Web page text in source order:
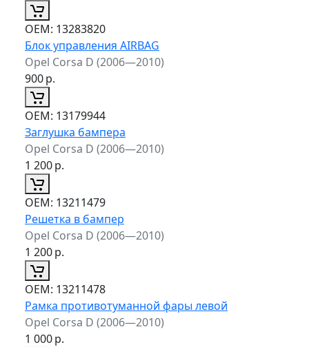
ОЕМ: 13283820
Блок управления AIRBAG
Opel Corsa D (2006—2010)
900р.
ОЕМ: 13179944
Заглушка бампера
Opel Corsa D (2006—2010)
1 200р.
ОЕМ: 13211479
Решетка в бампер
Opel Corsa D (2006—2010)
1 200р.
ОЕМ: 13211478
Рамка противотуманной фары левой
Opel Corsa D (2006—2010)
1 000р.